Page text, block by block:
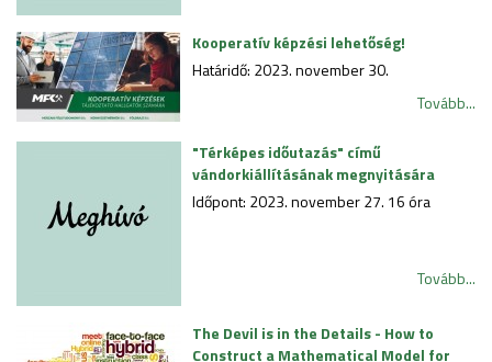
Kooperatív képzési lehetőség!
Határidő: 2023. november 30.
Tovább...
"Térképes időutazás" című
vándorkiállításának megnyitására
Időpont: 2023. november 27. 16 óra
Tovább...
The Devil is in the Details - How to
Construct a Mathematical Model for